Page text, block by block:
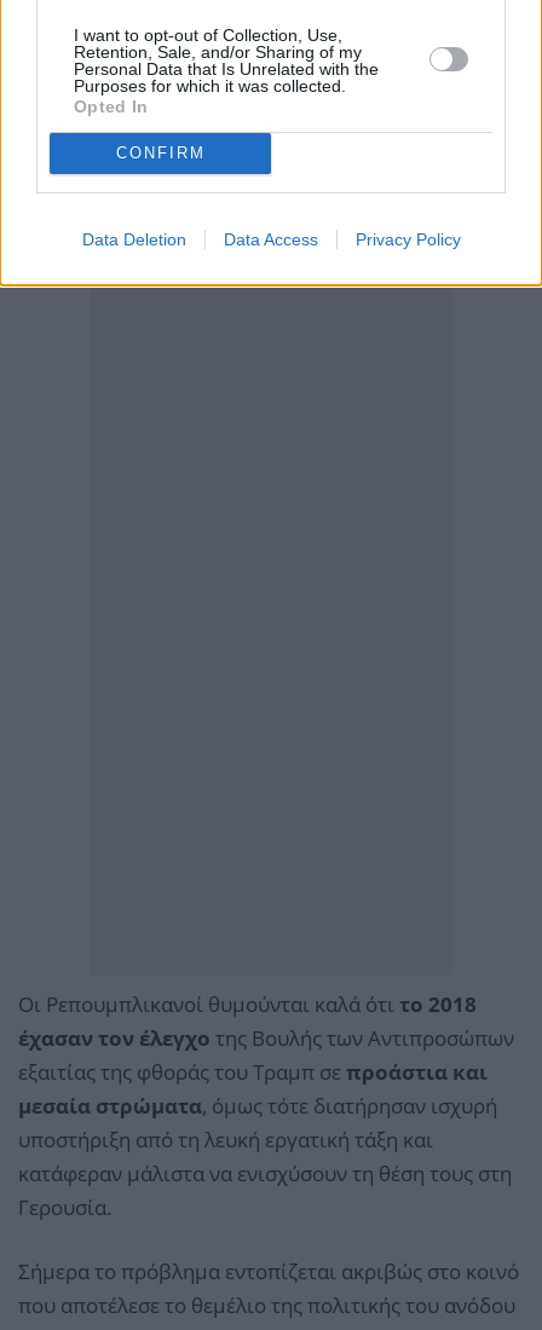
I want to opt-out of Collection, Use,
Retention, Sale, and/or Sharing of my
Personal Data that Is Unrelated with the
Purposes for which it was collected.
Opted In
CONFIRM
Data Deletion Data Access Privacy Policy
μεταφράζεται αυτόματασε στήριξη προς το
Δημοκρατικό Κόμμα, το οποίο εξακολουθεί να
αντιμετωπίζει σοβαρό πρόβλημα αξιοπιστίας στις
εργατικές κοινότητες της αμερικανικής ενδοχώρας.
Οι Ρεπουμπλικανοί θυμούνται καλά ότι το 2018
έχασαν τον έλεγχο της Βουλής των Αντιπροσώπων
εξαιτίας της φθοράς του Τραμπ σε προάστια και
μεσαία στρώματα, όμως τότε διατήρησαν ισχυρή
υποστήριξη από τη λευκή εργατική τάξη και
κατάφεραν μάλιστα να ενισχύσουν τη θέση τους στη
Γερουσία.
Σήμερα το πρόβλημα εντοπίζεται ακριβώς στο κοινό
που αποτέλεσε το θεμέλιο της πολιτικής του ανόδου